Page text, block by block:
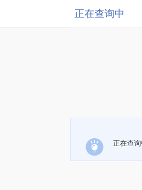
正在查询中
正在查